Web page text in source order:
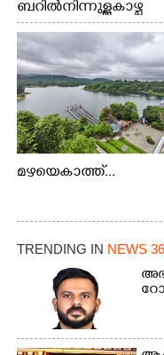
ബറിൽ നിന്നുള്ള കാഴ്ച
മഴയെകാത്ത്...
TRENDING IN NEWS